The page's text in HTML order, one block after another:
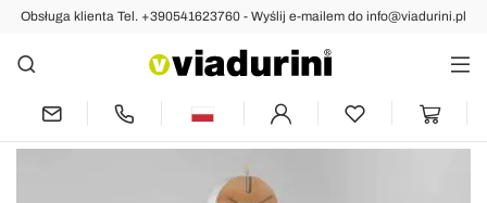
Obsługa klienta Tel. +390541623760 - Wyślij e-mailem do info@viadurini.pl
Indietro Poprzedni następny
Designerski zegar wahadłowy ze stalową
konstrukcją Made in Italy - Pendolino